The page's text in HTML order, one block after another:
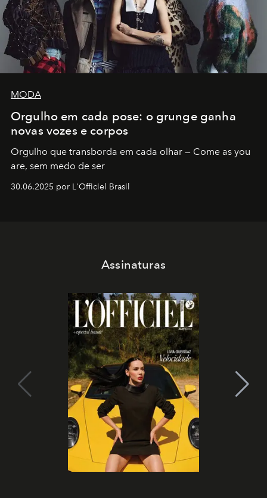
MODA
Orgulho em cada pose: o grunge ganha
novas vozes e corpos
Orgulho que transborda em cada olhar — Come as you
are, sem medo de ser
30.06.2025 por L'Officiel Brasil
Assinaturas